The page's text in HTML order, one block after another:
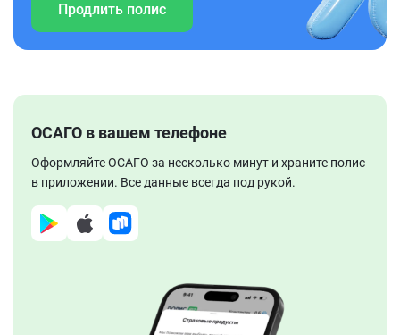
Продлить полис
ОСАГО в вашем телефоне
Оформляйте ОСАГО за несколько минут и храните полис
в приложении. Все данные всегда под рукой.